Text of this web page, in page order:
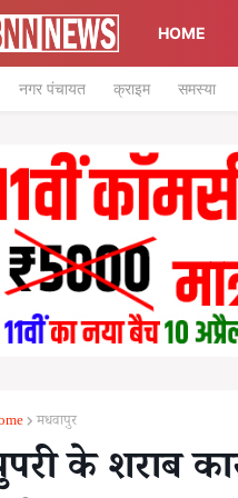
HOME
नगर पंचायत क्राइम समस्या
मधवापुर
के शराब